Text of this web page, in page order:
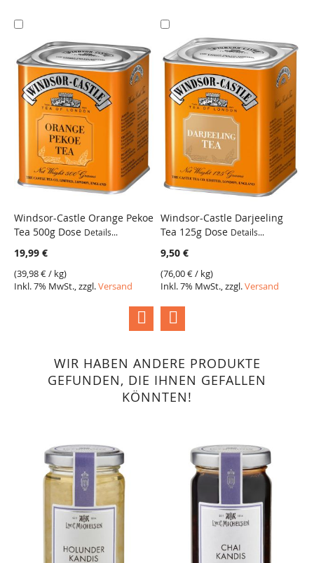
Warenkorb
VERGLEICH
Windsor-Castle Orange Pekoe
Tea 500g Dose Details...
19,99 €
(39,98 €/ kg)
Inkl. 7% MwSt., zzgl.Versand
Warenkorb
VERGLEICH
Windsor-Castle Darjeeling
Tea 125g Dose Details...
9,50 €
(76,00 €/ kg)
Inkl. 7% MwSt., zzgl.Versand
WIR HABEN ANDERE PRODUKTE
GEFUNDEN, DIE IHNEN GEFALLEN
KÖNNTEN!